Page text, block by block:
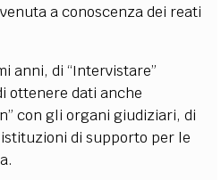
a conoscenza dei reati
anni, di “Intervistare”
ottenere dati anche
con gli organi giudiziari, di
di supporto per le